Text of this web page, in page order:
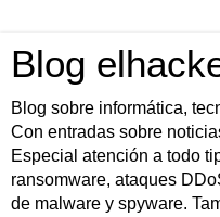
Blog
Blog sobre informática,
Con entradas sobre
Especial atención a todo
ransomware, ataques
de malware y spyware.